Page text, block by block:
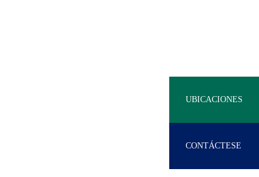
UBICACIONES
CONTÁCTESE